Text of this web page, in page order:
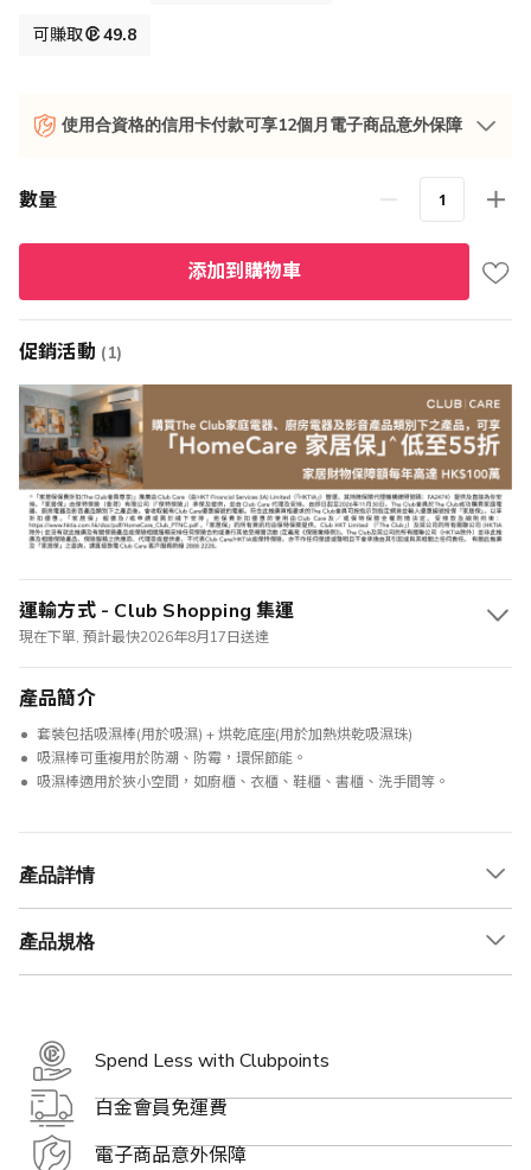
可賺取 49.8
使用合資格的信用卡付款可享12個月電子商品意外保障
數量
添加到購物車
促銷活動 (1)
運輸方式 - Club Shopping 集運
現在下單, 預計最快2026年8月17日送達
產品簡介
套裝包括吸濕棒(用於吸濕) + 烘乾底座(用於加熱烘乾吸濕珠)
吸濕棒可重複用於防潮、防霉，環保節能。
吸濕棒適用於狹小空間，如廚櫃、衣櫃、鞋櫃、書櫃、洗手間等。
產品詳情
產品規格
Spend Less with Clubpoints
白金會員免運費
電子商品意外保障